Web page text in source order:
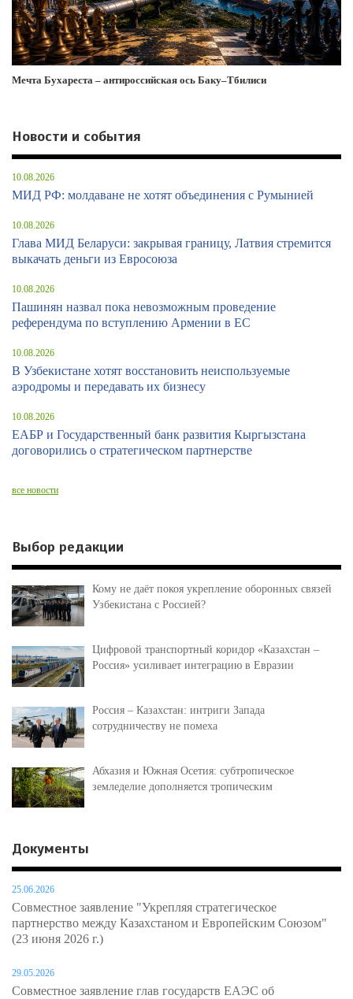
Мечта Бухареста – антироссийская ось Баку–Тбилиси
Новости и события
10.08.2026
МИД РФ: молдаване не хотят объединения с Румынией
10.08.2026
Глава МИД Беларуси: закрывая границу, Латвия стремится
выкачать деньги из Евросоюза
10.08.2026
Пашинян назвал пока невозможным проведение
референдума по вступлению Армении в ЕС
10.08.2026
В Узбекистане хотят восстановить неиспользуемые
аэродромы и передавать их бизнесу
10.08.2026
ЕАБР и Государственный банк развития Кыргызстана
договорились о стратегическом партнерстве
все новости
Выбор редакции
Кому не даёт покоя укрепление оборонных связей
Узбекистана с Россией?
Цифровой транспортный коридор «Казахстан –
Россия» усиливает интеграцию в Евразии
Россия – Казахстан: интриги Запада
сотрудничеству не помеха
Абхазия и Южная Осетия: субтропическое
земледелие дополняется тропическим
Документы
25.06.2026
Совместное заявление "Укрепляя стратегическое
партнерство между Казахстаном и Европейским Союзом"
(23 июня 2026 г.)
29.05.2026
Совместное заявление глав государств ЕАЭС об